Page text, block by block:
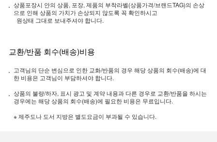
상품포장시 안의 상품, 포장, 제품의 부착라벨(상품가격/브랜드TAG)의 손상
으로 인해 상품의 가치가 손상되지 않도록 꼭 확인하시고
원상태 그대로 보내주셔야 합니다.
교환/반품 회수(배송)비용
고객님의 단순 변심으로 인한 교화/반품의 경우 해당 상품의 회수(배송)에 대
한 비용은 고객님이 부담하셔야 합니다.
상품의 불량/하자, 표시 광고 및 계약 내용과 다른 경우로 교환/반품을 하시는
경우에는 해당 상품의 회수(배송)에 필요한 비용은 무료입니다.
※ 제주도나 도서 지방은 별도요금이 부과될 수 있습니다.